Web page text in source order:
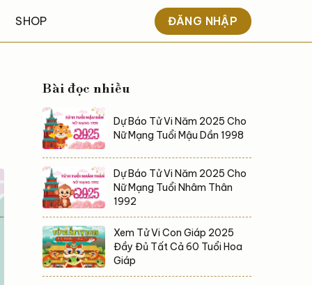
SHOP ĐĂNG NHẬP
Bài đọc nhiều
Dự Báo Tử Vi Năm 2025 Cho
Nữ Mạng Tuổi Mậu Dần 1998
Dự Báo Tử Vi Năm 2025 Cho
Nữ Mạng Tuổi Nhâm Thân
1992
Xem Tử Vi Con Giáp 2025
Đầy Đủ Tất Cả 60 Tuổi Hoa
Giáp